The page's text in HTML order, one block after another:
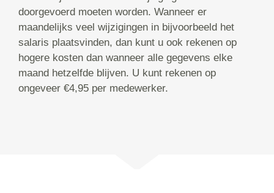
doorgevoerd moeten worden. Wanneer er
maandelijks veel wijzigingen in bijvoorbeeld het
salaris plaatsvinden, dan kunt u ook rekenen op
hogere kosten dan wanneer alle gegevens elke
maand hetzelfde blijven. U kunt rekenen op
ongeveer €4,95 per medewerker.